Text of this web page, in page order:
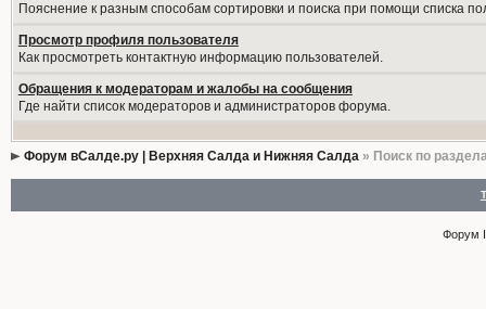
Пояснение к разным способам сортировки и поиска при помощи списка
Просмотр профиля пользователя
Как просмотреть контактную информацию пользователей.
Обращения к модераторам и жалобы на сообщения
Где найти список модераторов и администраторов форума.
Форум вСалде.ру | Верхняя Салда и Нижняя Салда» Поиск по
Форум